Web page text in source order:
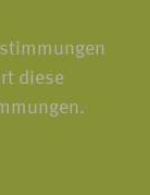
diese